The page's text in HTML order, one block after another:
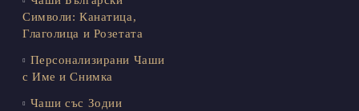
Символи: Канатица,
Глаголица и Розетата
Персонализирани Чаши
с Име и Снимка
Чаши със Зодии